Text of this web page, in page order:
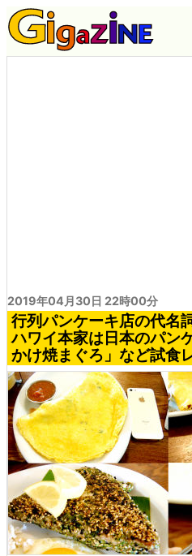
2019年04月30日 22時00分
行列パンケーキ店の代名
ハワイ本家は日本のパン
かけ焼まぐろ」など試食